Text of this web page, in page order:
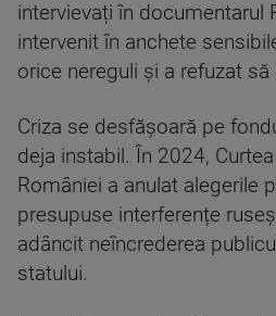
intervievați în documentarul
intervenit în anchete
orice nereguli și a refuzat
Criza se desfășoară pe
deja instabil. În 2024,
României a anulat alegerile
presupuse interferențe
adâncit neîncrederea
statului.